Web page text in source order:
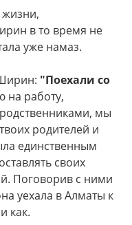
в то время не
уже намаз.
"Поехали со
на работу,
мы
родителей и
единственным
своих
Поговорив с ними
уехала в Алматы к
как.